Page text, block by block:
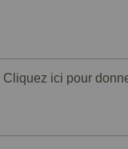
Cliquez ici pour